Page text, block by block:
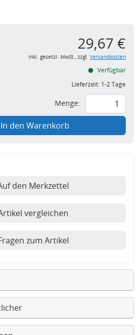
29,67 €
inkl. gesetzl. MwSt., zzgl. Versandkosten
Verfügbar
Lieferzeit: 1-2 Tage
Menge:
In den Warenkorb
den Merkzettel
vergleichen
zum Artikel